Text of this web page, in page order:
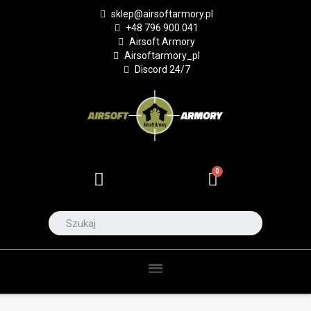
sklep@airsoftarmory.pl
+48 796 900 041
Airsoft Armory
Airsoftarmory_pl
Discord 24/7